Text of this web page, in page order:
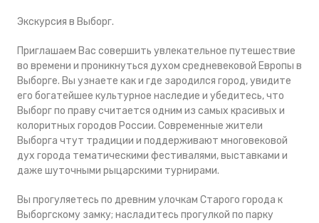
Экскурсия в Выборг.
Приглашаем Вас совершить увлекательное путешествие
во времени и проникнуться духом средневековой Европы в
Выборге. Вы узнаете как и где зародился город, увидите
его богатейшее культурное наследие и убедитесь, что
Выборг по праву считается одним из самых красивых и
колоритных городов России. Современные жители
Выборга чтут традиции и поддерживают многовековой
дух города тематическими фестивалями, выставками и
даже шуточными рыцарскими турнирами.
Вы прогуляетесь по древним улочкам Старого города к
Выборгскому замку; насладитесь прогулкой по парку